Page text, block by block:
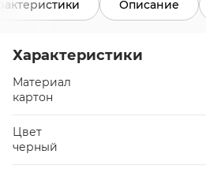
Описание
Характеристики
Материал
картон
Цвет
черный